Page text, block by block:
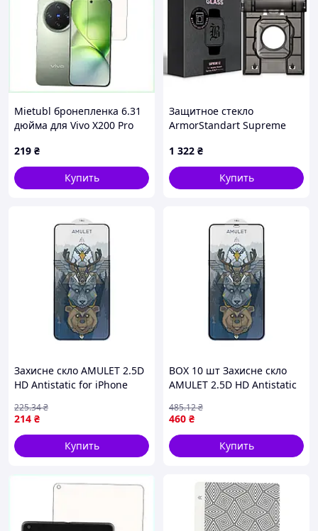
Mietubl бронепленка 6.31
дюйма для Vivo X200 Pro
219 ₴
Купить
Защитное стекло
ArmorStandart Supreme
Watch Series 9/8/7 41 mm
(ARM91476) PTR
1 322 ₴
Купить
Захисне скло AMULET 2.5D
HD Antistatic for iPhone
214 ₴
225.34₴
Купить
BOX 10 шт Захисне скло
AMULET 2.5D HD Antistatic
Max Чорний (17011696)
460 ₴
485.12₴
Купить